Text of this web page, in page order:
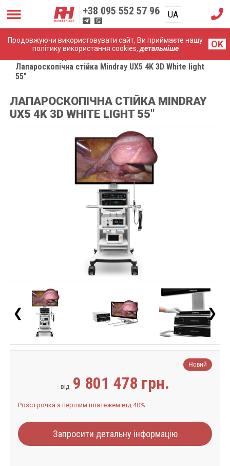
Продовжуючи використовувати сайт, Ви приймаєте нашу
політику використання cookies,детальніше OK
+38 095 552 57 96 UA
RU
Лапароскопічна стійка Mindray UX5 4K 3D White light
55″
ЛАПАРОСКОПІЧНА СТІЙКА MINDRAY
UX5 4K 3D WHITE LIGHT 55″
❮ ❯
Новий
від 9 801 478 грн.
Розстрочка з першим платежем від 40%
Запросити детальну інформацію